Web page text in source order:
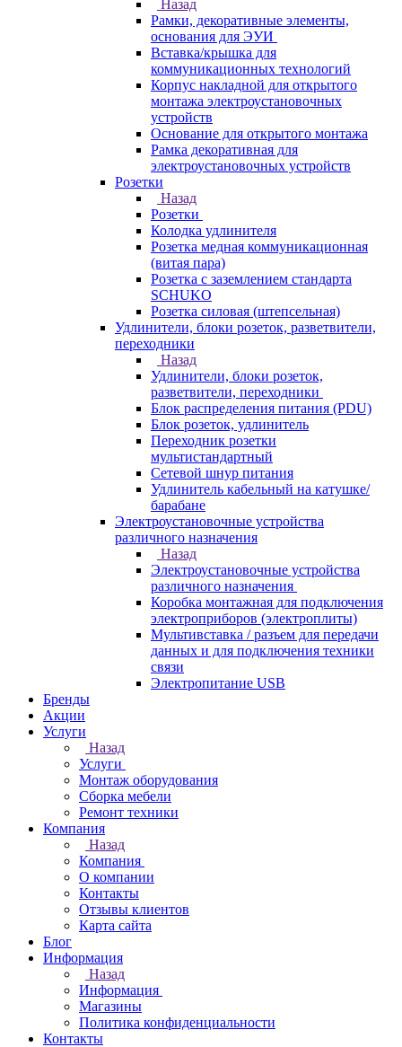
Назад
Рамки, декоративные элементы,
основания для ЭУИ
Вставка/крышка для
коммуникационных технологий
Корпус накладной для открытого
монтажа электроустановочных
устройств
Основание для открытого монтажа
Рамка декоративная для
электроустановочных устройств
Розетки
Назад
Розетки
Колодка удлинителя
Розетка медная коммуникационная
(витая пара)
Розетка с заземлением стандарта
SCHUKO
Розетка силовая (штепсельная)
Удлинители, блоки розеток, разветвители,
переходники
Назад
Удлинители, блоки розеток,
разветвители, переходники
Блок распределения питания (PDU)
Блок розеток, удлинитель
Переходник розетки
мультистандартный
Сетевой шнур питания
Удлинитель кабельный на катушке/
барабане
Электроустановочные устройства
различного назначения
Назад
Электроустановочные устройства
различного назначения
Коробка монтажная для подключения
электроприборов (электроплиты)
Мультивставка / разъем для передачи
данных и для подключения техники
связи
Электропитание USB
Бренды
Акции
Услуги
Назад
Услуги
Монтаж оборудования
Сборка мебели
Ремонт техники
Компания
Назад
Компания
О компании
Контакты
Отзывы клиентов
Карта сайта
Блог
Информация
Назад
Информация
Магазины
Политика конфиденциальности
Контакты